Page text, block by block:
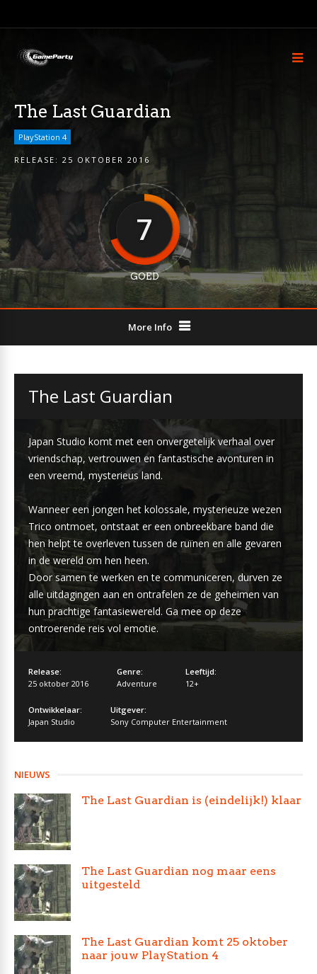
The Last Guardian
PlayStation 4
RELEASE: 25 OKTOBER 2016
7
GOED
More Info
The Last Guardian
Japan Studio komt met een onvergetelijk verhaal over
vriendschap, vertrouwen en fantastische avonturen in
een vreemd, mysterieus land.
Wanneer een jongen het kolossale, mysterieuze wezen
Trico ontmoet, ontstaat er een onbreekbare band die
hen helpt te overleven tussen de ruïnen en alle gevaren
in de wereld om hen heen.
Door samen te werken en te communiceren, durven ze
alle uitdagingen aan en ontrafelen ze de geheimen van
hun prachtige fantasiewereld. Ga mee op deze
ontroerende reis vol emotie.
Release:
25 oktober 2016
Genre:
Adventure
Leeftijd:
12+
Ontwikkelaar:
Japan Studio
Uitgever:
Sony Computer Entertainment
NIEUWS
The Last Guardian is (eindelijk!) klaar
The Last Guardian nog maar eens
uitgesteld
The Last Guardian komt 25 oktober
naar jouw PlayStation 4